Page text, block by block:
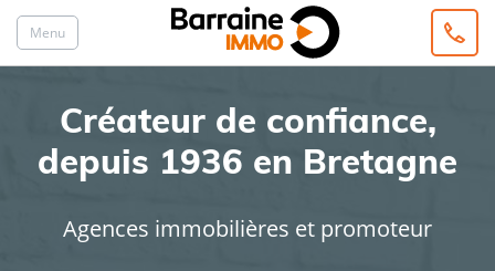
Menu
Créateur de confiance,
depuis 1936 en Bretagne
Agences immobilières et promoteur